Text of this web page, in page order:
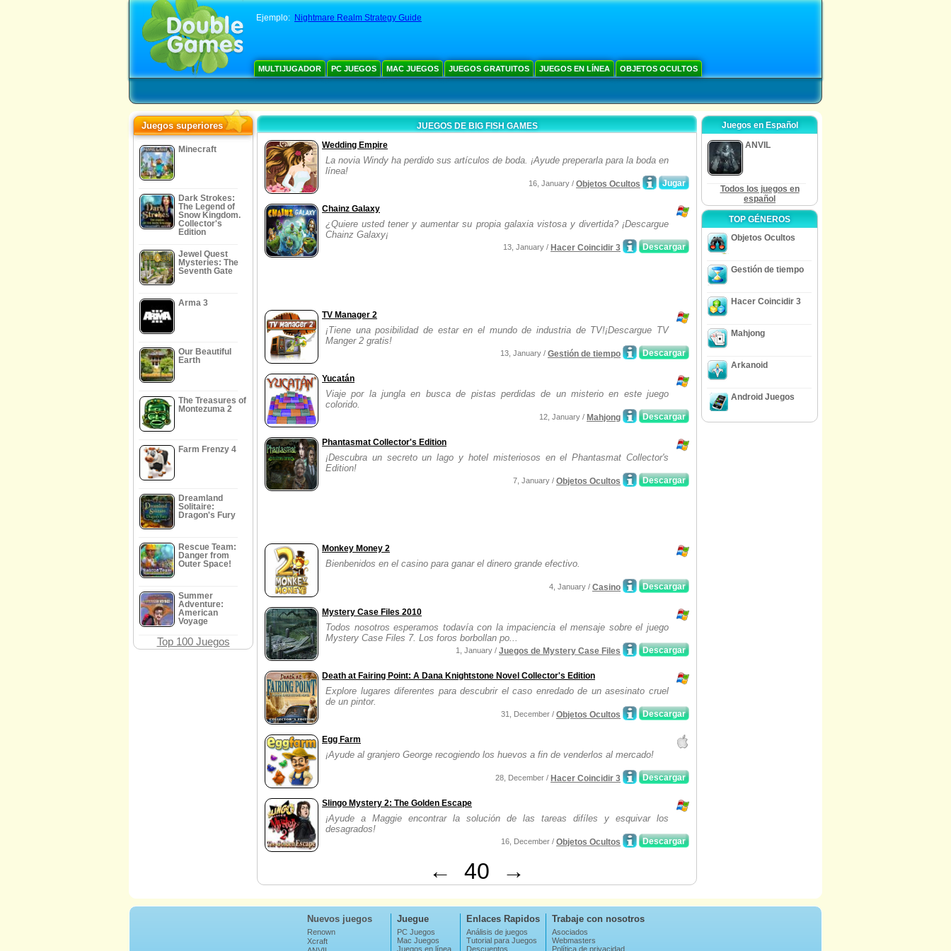
Ejemplo: Nightmare Realm Strategy Guide
MULTIJUGADOR PC JUEGOS MAC JUEGOS JUEGOS GRATUITOS JUEGOS EN LÍNEA OBJETOS OCULTOS
Juegos superiores
Minecraft
Dark Strokes:
The Legend of
Snow Kingdom.
Collector's
Edition
Jewel Quest
Mysteries: The
Seventh Gate
Arma 3
Our Beautiful
Earth
The Treasures of
Montezuma 2
Farm Frenzy 4
Dreamland
Solitaire:
Dragon's Fury
Rescue Team:
Danger from
Outer Space!
Summer
Adventure:
American
Voyage
Top 100 Juegos
JUEGOS DE BIG FISH GAMES
Wedding Empire
La novia Windy ha perdido sus artículos de boda. ¡Ayude preperarla para la boda en
línea!
Jugar
16, January / Objetos Ocultos
Chainz Galaxy
¿Quiere usted tener y aumentar su propia galaxia vistosa y divertida? ¡Descargue
Chainz Galaxy¡
Descargar
13, January / Hacer Coincidir 3
TV Manager 2
¡Tiene una posibilidad de estar en el mundo de industria de TV!¡Descargue TV
Manger 2 gratis!
Descargar
13, January / Gestión de tiempo
Yucatán
Viaje por la jungla en busca de pistas perdidas de un misterio en este juego
colorido.
Descargar
12, January / Mahjong
Phantasmat Collector's Edition
¡Descubra un secreto un lago y hotel misteriosos en el Phantasmat Collector's
Edition!
Descargar
7, January / Objetos Ocultos
Monkey Money 2
Bienbenidos en el casino para ganar el dinero grande efectivo.
Descargar
4, January / Casino
Mystery Case Files 2010
Todos nosotros esperamos todavía con la impaciencia el mensaje sobre el juego
Mystery Case Files 7. Los foros borbollan po...
Descargar
1, January / Juegos de Mystery Case Files
Death at Fairing Point: A Dana Knightstone Novel Collector's Edition
Explore lugares diferentes para descubrir el caso enredado de un asesinato cruel
de un pintor.
Descargar
31, December / Objetos Ocultos
Egg Farm
¡Ayude al granjero George recogiendo los huevos a fin de venderlos al mercado!
Descargar
28, December / Hacer Coincidir 3
Slingo Mystery 2: The Golden Escape
¡Ayude a Maggie encontrar la solución de las tareas difíles y esquivar los
desagrados!
Descargar
16, December / Objetos Ocultos
← 40 →
Juegos en Español
ANVIL
Todos los juegos en
español
TOP GÉNEROS
Objetos Ocultos
Gestión de tiempo
Hacer Coincidir 3
Mahjong
Arkanoid
Android Juegos
Nuevos juegos
Renown
Xcraft
Juegue
PC Juegos
Mac Juegos
Juegos en línea
Enlaces Rapidos
Análisis de juegos
Tutorial para Juegos
Descuentos
Trabaje con nosotros
Asociados
Webmasters
Política de privacidad